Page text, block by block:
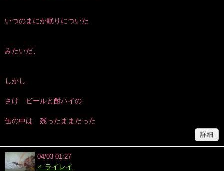
いつのまにか眠りについた
みたいだ、
しかし
さけ ビールと酎ハイの
缶の中は 残ったままだった
詳細
04/03 01:27
♂ ライレイ